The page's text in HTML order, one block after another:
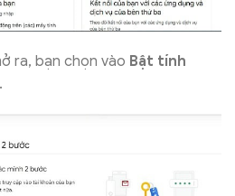
ra, bạn chọn vào Bật tính
.